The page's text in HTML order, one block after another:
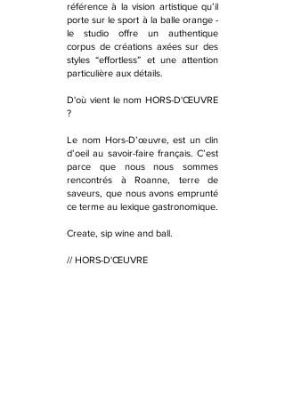
référence à la vision artistique qu’il
porte sur le sport à la balle orange -
le studio offre un authentique
corpus de créations axées sur des
styles “effortless” et une attention
particulière aux détails.
D'où vient le nom HORS-D'ŒUVRE
?
Le nom Hors-D’œuvre, est un clin
d’oeil au savoir-faire français. C’est
parce que nous nous sommes
rencontrés à Roanne, terre de
saveurs, que nous avons emprunté
ce terme au lexique gastronomique.
Create, sip wine and ball.
// HORS-D'ŒUVRE